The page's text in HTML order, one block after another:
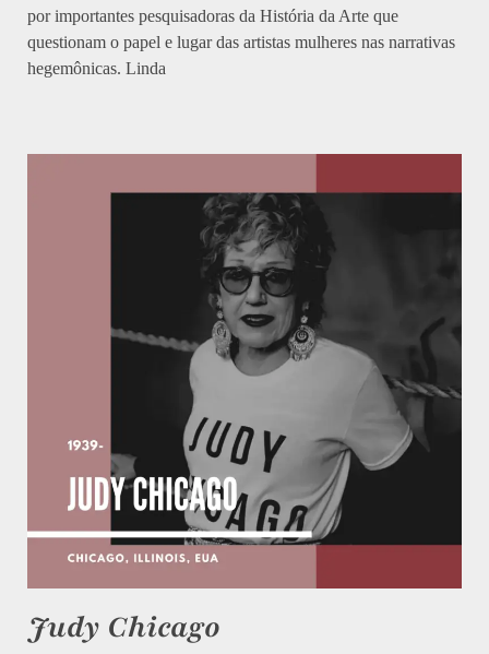
por importantes pesquisadoras da História da Arte que
questionam o papel e lugar das artistas mulheres nas narrativas
hegemônicas. Linda
Judy Chicago